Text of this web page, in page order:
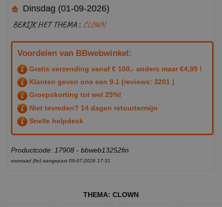
Dinsdag (01-09-2026)
BEKIJK HET THEMA : CLOWN
Voordelen van BBwebwinkel:
Gratis verzending vanaf € 100,- anders maar €4,95 !
Klanten geven ons een 9.1 (reviews: 3201 )
Groepskorting tot wel 25%!
Niet tevreden? 14 dagen retourtermijn
Snelle helpdesk
Productcode: 17908 - bbweb13252fin
voorraad (fin) aangepast 09-07-2026 17:31
THEMA: CLOWN